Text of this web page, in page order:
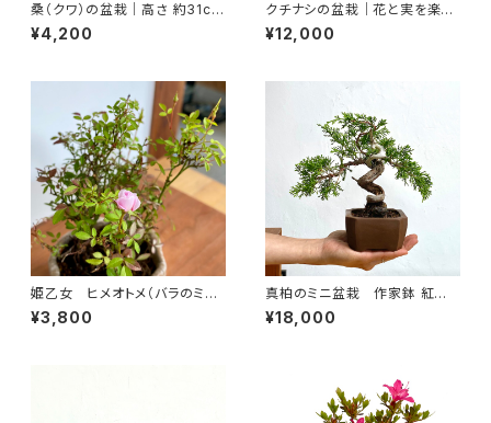
桑（クワ）の盆栽｜高さ 約31cm
幅25cm
¥4,200
クチナシの盆栽｜花と実を楽し
む｜高さ約20cm
¥12,000
姫乙女 ヒメオトメ（バラのミニ
盆栽）手びねり鉢｜高さ 約18c
m
¥3,800
真柏のミニ盆栽 作家鉢 紅小
林｜高さ 約20cm
¥18,000